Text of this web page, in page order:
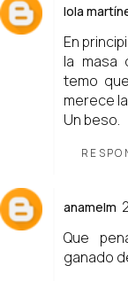
lola
En
la masa
temo
merece
Un beso.
anamelm
Que
ganado